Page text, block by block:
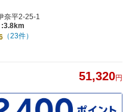
奈平2-25-1
:3.8km
（23件）
51,320円